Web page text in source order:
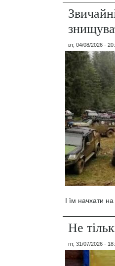
вт, 04/08/2026 -
І їм начхати на
Не
пт, 31/07/2026 -